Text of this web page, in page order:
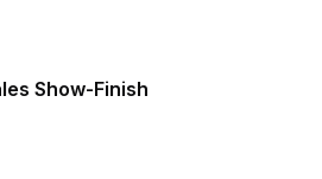
Show-Finish